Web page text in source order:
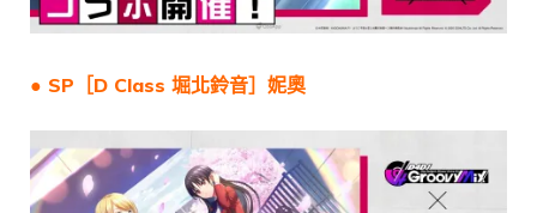
● SP［D Class 堀北鈴音］妮奧